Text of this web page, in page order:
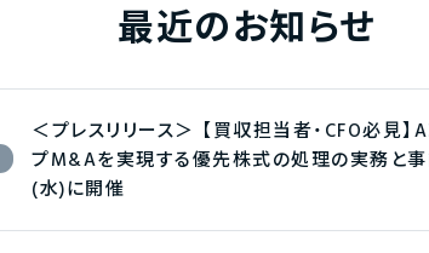
最近のお知らせ
＜プレスリリース＞ 【買収担当者・CFO必見
プM&Aを実現する優先株式の処理の実務と事
(水)に開催